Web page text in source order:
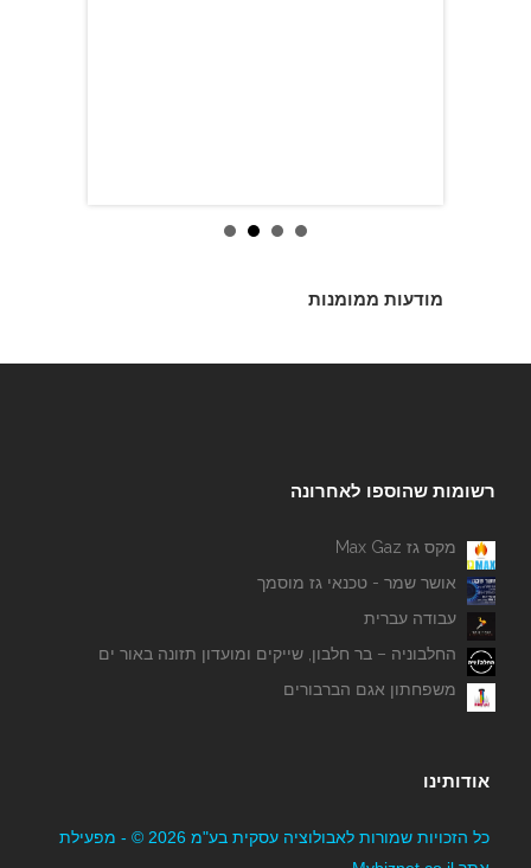
מודעות ממומנות
רשומות שהוספו לאחרונה
מקס גז Max Gaz
אושר שמר - טכנאי גז מוסמך
עבודה עברית
החלבוניה – בר חלבון, שייקים ומועדון תזונה באור ים
משפחתון אגם הברבורים
אודותינו
כל הזכויות שמורות לאבולוציה עסקית בע"מ 2026 © - מפעילת